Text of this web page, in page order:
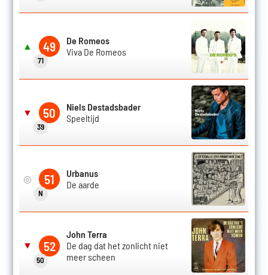
▲ 49
71
De Romeos
Viva De Romeos
▼ 50
39
Niels Destadsbader
Speeltijd
◎ 51
N
Urbanus
De aarde
▼ 52
50
John Terra
De dag dat het zonlicht niet
meer scheen